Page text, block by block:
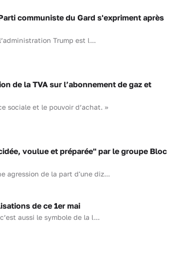
communiste du Gard s'expriment après
Trump est l...
de la TVA sur l’abonnement de gaz et
sociale et le pouvoir d’achat. »
voulue et préparée" par le groupe Bloc
agression de la part d'une diz...
de ce 1er mai
aussi le symbole de la l...